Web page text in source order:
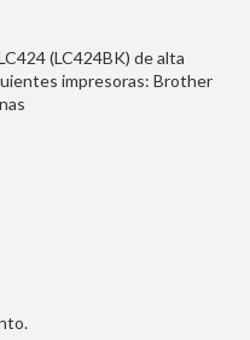
(LC424BK) de alta
impresoras: Brother